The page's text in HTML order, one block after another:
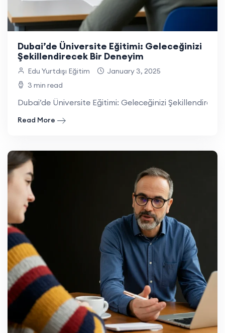
Dubai’de Üniversite Eğitimi: Geleceğinizi
Şekillendirecek Bir Deneyim
Edu Yurtdışı Eğitim
January 3, 2025
3 min read
Dubai’de Üniversite Eğitimi: Geleceğinizi
Read More